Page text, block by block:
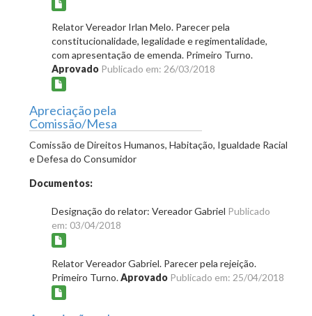
Relator Vereador Irlan Melo. Parecer pela
constitucionalidade, legalidade e regimentalidade,
com apresentação de emenda. Primeiro Turno.
Aprovado Publicado em: 26/03/2018
Apreciação pela
Comissão/Mesa
Comissão de Direitos Humanos, Habitação, Igualdade Racial
e Defesa do Consumidor
Documentos:
Designação do relator: Vereador Gabriel Publicado
em: 03/04/2018
Relator Vereador Gabriel. Parecer pela rejeição.
Primeiro Turno.Aprovado Publicado em: 25/04/2018